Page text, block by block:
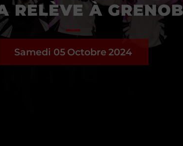
RELÈVE À
Samedi 05 Octobre 2024